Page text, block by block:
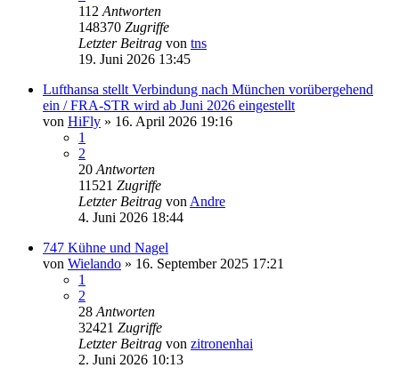
112 Antworten
148370 Zugriffe
Letzter Beitrag von tns
19. Juni 2026 13:45
Lufthansa stellt Verbindung nach München vorübergehend
ein / FRA-STR wird ab Juni 2026 eingestellt
von HiFly » 16. April 2026 19:16
1
2
20 Antworten
11521 Zugriffe
Letzter Beitrag von Andre
4. Juni 2026 18:44
747 Kühne und Nagel
von Wielando » 16. September 2025 17:21
1
2
28 Antworten
32421 Zugriffe
Letzter Beitrag von zitronenhai
2. Juni 2026 10:13